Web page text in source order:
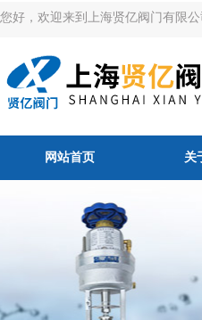
您好，欢迎来到上海贤亿阀门有限公
网站首页 关